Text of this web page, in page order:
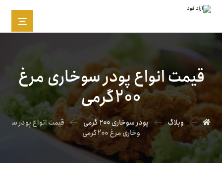
قیمت انواع پودر سوخاری مرغ
200گرمی
وبلاگ پودر سوخاری ۲۰۰ گرمی
قیمت انواع پودر س
وخاری مرغ 200گرمی